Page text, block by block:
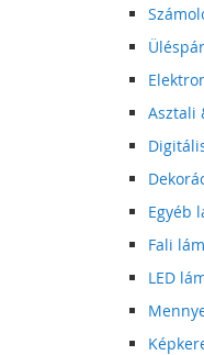
Asztali
Egyéb
Fali
LED